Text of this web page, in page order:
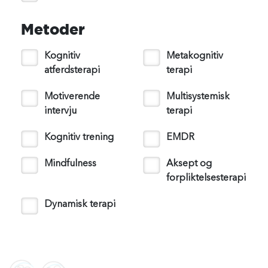
Metoder
Kognitiv
atferdsterapi
Metakognitiv
terapi
Motiverende
intervju
Multisystemisk
terapi
Kognitiv trening EMDR
Mindfulness
Aksept og
forpliktelsesterapi
Dynamisk terapi